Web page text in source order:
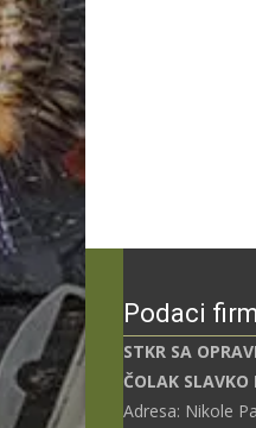
Podaci
STKR SA
ČOLAK SLAVKO
Adresa: Nikole